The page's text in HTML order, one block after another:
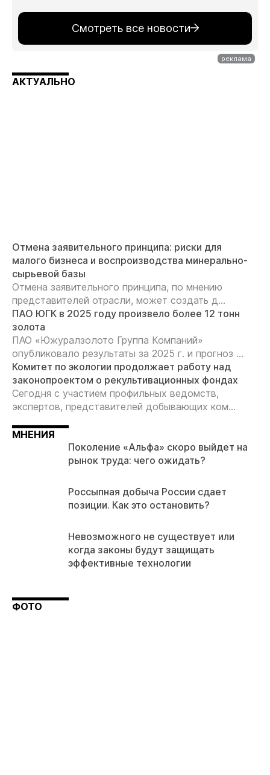
Смотреть все новости
АКТУАЛЬНО
Отмена заявительного принципа: риски для
малого бизнеса и воспроизводства минерально-
сырьевой базы
Отмена заявительного принципа, по мнению
представителей отрасли, может создать д...
ПАО ЮГК в 2025 году произвело более 12 тонн
золота
ПАО «Южуралзолото Группа Компаний»
опубликовало результаты за 2025 г. и прогноз ...
Комитет по экологии продолжает работу над
законопроектом о рекультивационных фондах
Сегодня с участием профильных ведомств,
экспертов, представителей добывающих ком...
МНЕНИЯ
Поколение «Альфа» скоро выйдет на
рынок труда: чего ожидать?
Россыпная добыча России сдает
позиции. Как это остановить?
Невозможного не существует или
когда законы будут защищать
эффективные технологии
ФОТО